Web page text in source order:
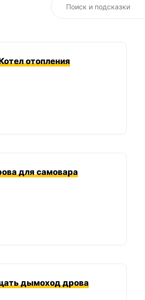
отопления
для самовара
дымоход дрова